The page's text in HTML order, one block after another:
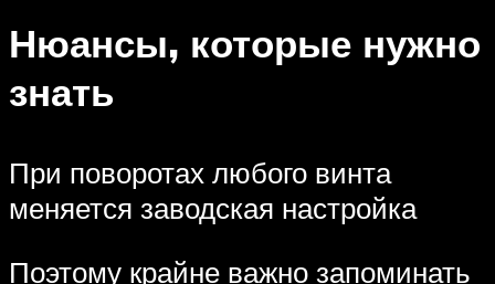
Нюансы, которые нужно
знать
При поворотах любого винта
меняется заводская настройка
Поэтому крайне важно запоминать